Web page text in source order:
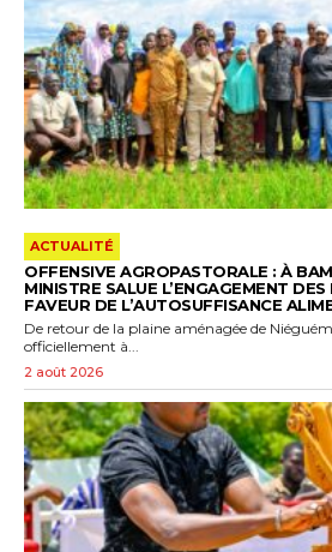
ACTUALITÉ
OFFENSIVE AGROPASTORALE : À
MINISTRE SALUE L’ENGAGEMENT
FAVEUR DE L’AUTOSUFFISANCE
De retour de la plaine aménagée de
officiellement à...
2 août 2026